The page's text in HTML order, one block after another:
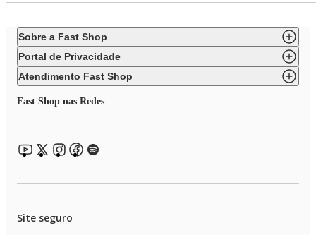
Sobre a Fast Shop
Portal de Privacidade
Atendimento Fast Shop
Fast Shop nas Redes
Site seguro